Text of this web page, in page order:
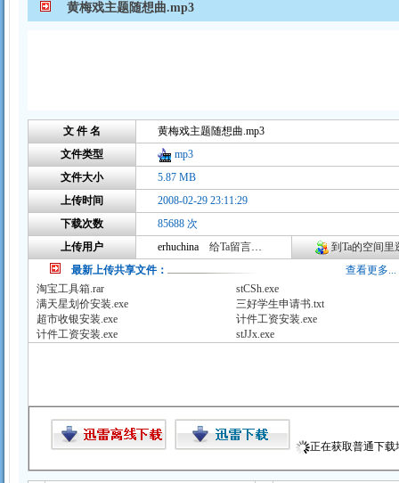
黄梅戏主题随想曲.mp3
文 件 名
黄梅戏主题随想曲.mp3
文件类型
mp3
文件大小
5.87 MB
上传时间
2008-02-29 23:11:29
下载次数
85688 次
上传用户
erhuchina 给Ta留言咨询
到Ta的空间里
最新上传共享文件：
查看更多...
淘宝工具箱.rar
stCSh.exe
满天星划价安装.exe
三好学生申请书.txt
超市收银安装.exe
计件工资安装.exe
计件工资安装.exe
stJJx.exe
正在获取普通下载